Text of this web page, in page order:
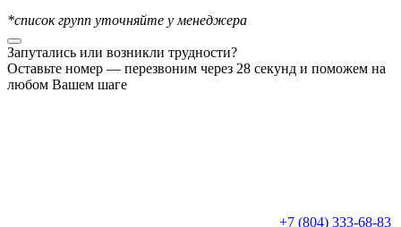
*список групп уточняйте у менеджера
Запутались или возникли трудности?
Оставьте номер — перезвоним через 28 секунд и поможем на
любом Вашем шаге
+7 (804) 333-68-83